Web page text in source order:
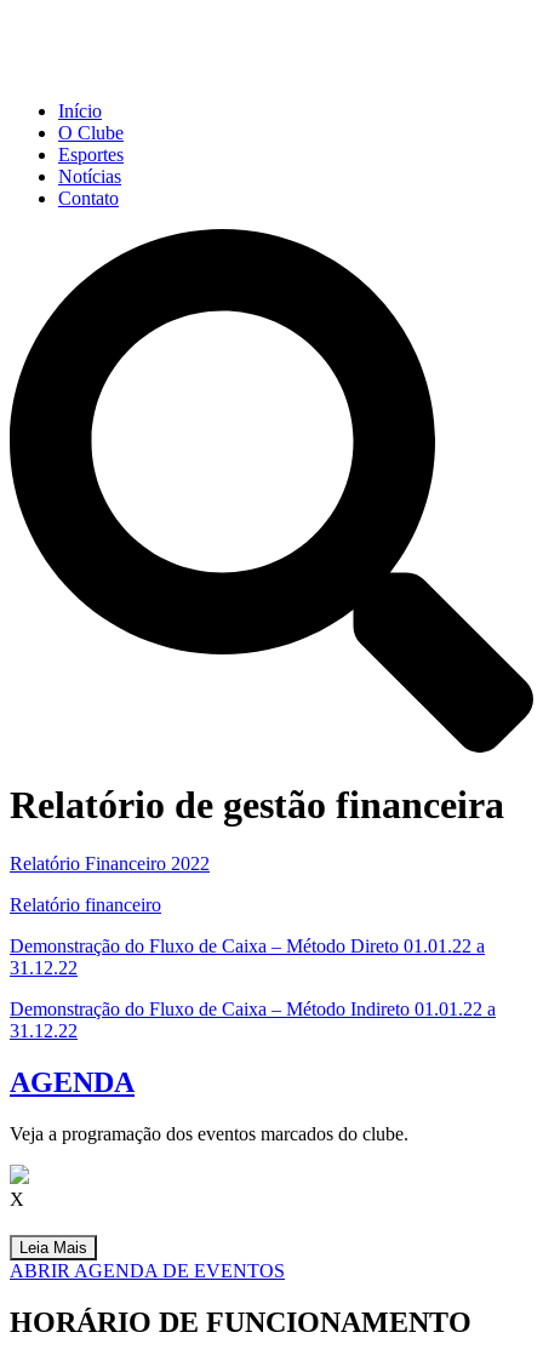
Início
O Clube
Esportes
Notícias
Contato
Relatório de gestão financeira
Relatório Financeiro 2022
Relatório financeiro
Demonstração do Fluxo de Caixa – Método Direto 01.01.22 a
31.12.22
Demonstração do Fluxo de Caixa – Método Indireto 01.01.22 a
31.12.22
AGENDA
Veja a programação dos eventos marcados do clube.
X
Leia Mais
ABRIR AGENDA DE EVENTOS
HORÁRIO DE FUNCIONAMENTO